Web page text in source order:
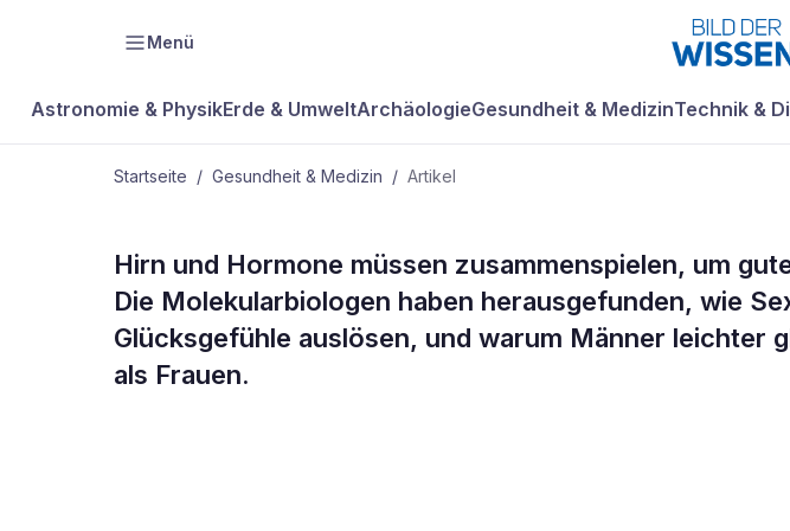
Menü
Astronomie & PhysikErde & UmweltArchäologieGesundheit & MedizinTechnik &
Startseite / Gesundheit & Medizin / Artikel
GESUNDHEIT & MEDIZIN
Titelthema -
ist, wenn die
Hirn und Hormone müssen zusammenspielen, um
Die Molekularbiologen haben herausgefunden, wie
Glücksgefühle auslösen, und warum Männer leichter
als Frauen.